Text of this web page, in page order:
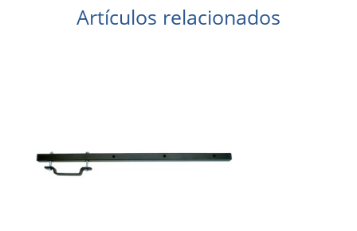
Artículos relacionados